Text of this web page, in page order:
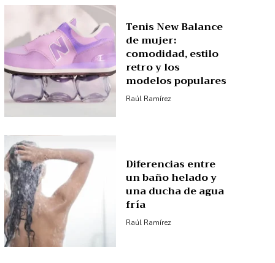
Tenis New Balance
de mujer:
comodidad, estilo
retro y los
modelos populares
Raúl Ramírez
Diferencias entre
un baño helado y
una ducha de agua
fría
Raúl Ramírez